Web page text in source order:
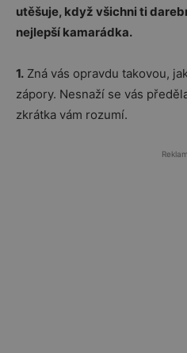
utěšuje, když všichni ti
nejlepší kamarádka.
1. Zná vás opravdu takovou,
zápory. Nesnaží se vás
zkrátka vám rozumí.